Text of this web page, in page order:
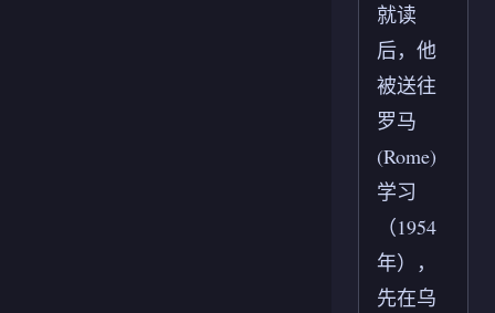
就读
后，他
被送往
罗马
(Rome)
学习
（1954
年），
先在乌